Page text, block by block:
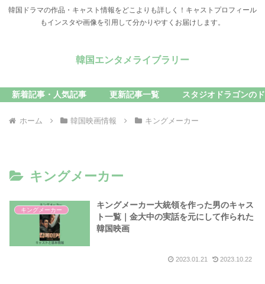
韓国ドラマの作品・キャスト情報をどこよりも詳しく！キャストプロフィール
もインスタや画像を引用して分かりやすくお届けします。
韓国エンタメライブラリー
新着記事・人気記事 更新記事一覧 スタジオドラゴンの
ホーム 韓国映画情報 キングメーカー
キングメーカー
キングメーカー
キングメーカー大統領を作った男のキャス
ト一覧｜金大中の実話を元にして作られた
韓国映画
2023.01.21 2023.10.22